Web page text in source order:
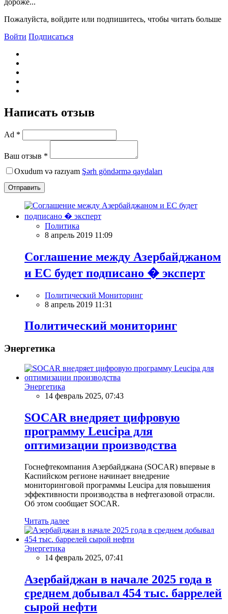
дороже...
Пожалуйста, войдите или подпишитесь, чтобы читать больше
Войти Подписаться
Написать отзыв
Ad *
Ваш отзыв *
Oxudum və razıyam Şərh göndərmə qaydaları
Отправить
Политика
8 апрель 2019 11:09
Соглашение между Азербайджаном
и ЕС будет подписано � эксперт
Политический Мониторинг
8 апрель 2019 11:31
Политический мониторинг
Энергетика
Энергетика
14 февраль 2025, 07:43
SOCAR внедряет цифровую
программу Leucipa для
оптимизации производства
Госнефтекомпания Азербайджана (SOCAR) впервые в
Каспийском регионе начинает внедрение
мониторинговой программы Leucipa для повышения
эффективности производства в нефтегазовой отрасли.
Об этом сообщает SOCAR.
Читать далее
Энергетика
14 февраль 2025, 07:41
Азербайджан в начале 2025 года в
среднем добывал 454 тыс. баррелей
сырой нефти